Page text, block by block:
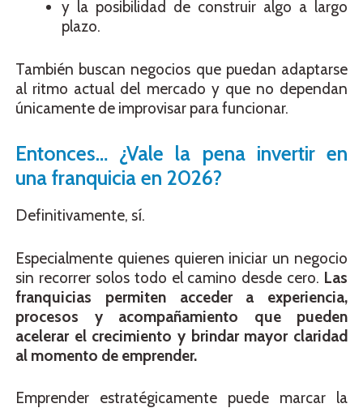
y la posibilidad de construir algo a largo
plazo.
También buscan negocios que puedan adaptarse
al ritmo actual del mercado y que no dependan
únicamente de improvisar para funcionar.
Entonces… ¿Vale la pena invertir en
una franquicia en 2026?
Definitivamente, sí.
Especialmente quienes quieren iniciar un negocio
sin recorrer solos todo el camino desde cero. Las
franquicias permiten acceder a experiencia,
procesos y acompañamiento que pueden
acelerar el crecimiento y brindar mayor claridad
al momento de emprender.
Emprender estratégicamente puede marcar la